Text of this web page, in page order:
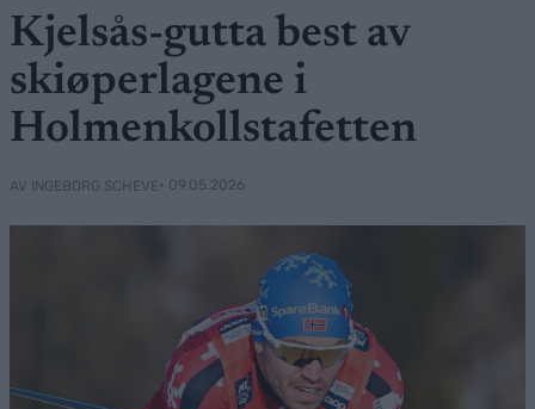
Kjelsås-gutta best av
skiøperlagene i
Holmenkollstafetten
AV INGEBORG SCHEVE• 09.05.2026